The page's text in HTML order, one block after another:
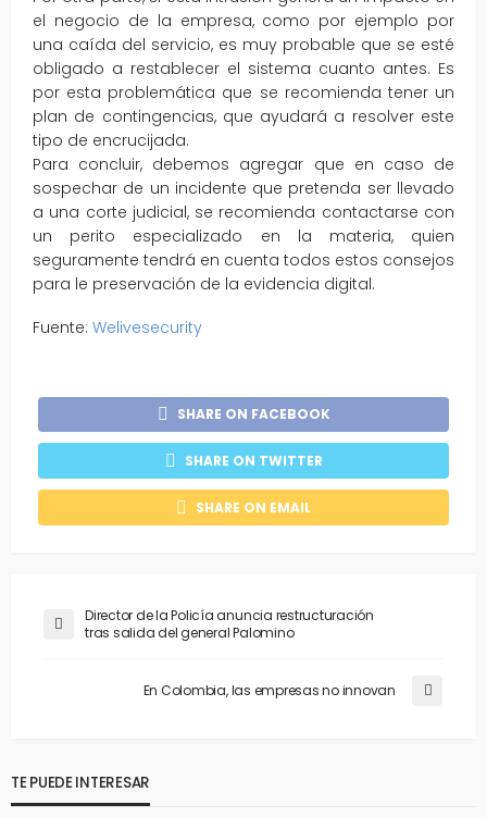
el negocio de la empresa, como por ejemplo por
una caída del servicio, es muy probable que se esté
obligado a restablecer el sistema cuanto antes. Es
por esta problemática que se recomienda tener un
plan de contingencias, que ayudará a resolver este
tipo de encrucijada.
Para concluir, debemos agregar que en caso de
sospechar de un incidente que pretenda ser llevado
a una corte judicial, se recomienda contactarse con
un perito especializado en la materia, quien
seguramente tendrá en cuenta todos estos consejos
para le preservación de la evidencia digital.
Fuente: Welivesecurity
SHARE ON FACEBOOK
SHARE ON TWITTER
SHARE ON EMAIL
Director de la Policía anuncia restructuración
tras salida del general Palomino
En Colombia, las empresas no innovan
TE PUEDE INTERESAR